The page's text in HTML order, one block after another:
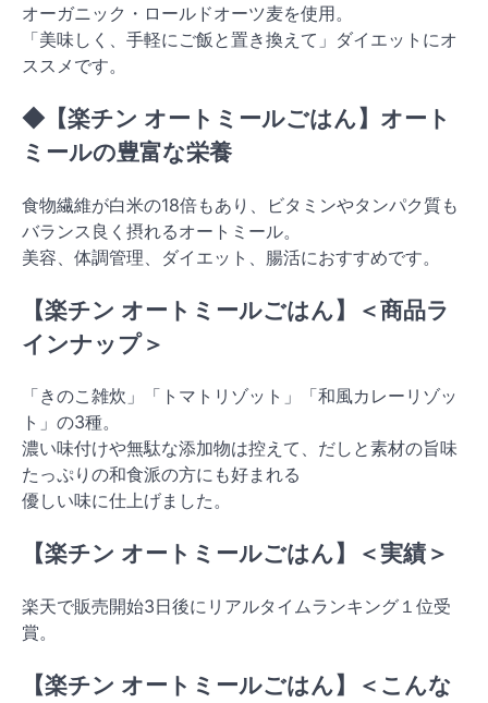
オーガニック・ロールドオーツ麦を使用。
「美味しく、手軽にご飯と置き換えて」ダイエットにオ
ススメです。
◆【楽チン オートミールごはん】オート
ミールの豊富な栄養
食物繊維が白米の18倍もあり、ビタミンやタンパク質も
バランス良く摂れるオートミール。
美容、体調管理、ダイエット、腸活におすすめです。
【楽チン オートミールごはん】＜商品ラ
インナップ＞
「きのこ雑炊」「トマトリゾット」「和風カレーリゾッ
ト」の3種。
濃い味付けや無駄な添加物は控えて、だしと素材の旨味
たっぷりの和食派の方にも好まれる
優しい味に仕上げました。
【楽チン オートミールごはん】＜実績＞
楽天で販売開始3日後にリアルタイムランキング１位受
賞。
【楽チン オートミールごはん】＜こんな